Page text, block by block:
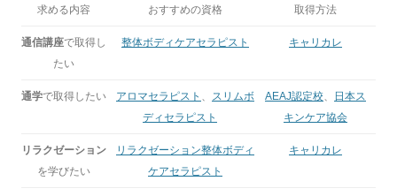
求める内容 おすすめの資格 取得方法
通信講座で取得し
たい
整体ボディケアセラピスト キャリカレ
通学で取得したい アロマセラピスト
スリムボ
ディセラピスト
AEAJ認定校
日本ス
キンケア協会
リラクゼーション
を学びたい
リラクゼーション整体ボディ
ケアセラピスト
キャリカレ